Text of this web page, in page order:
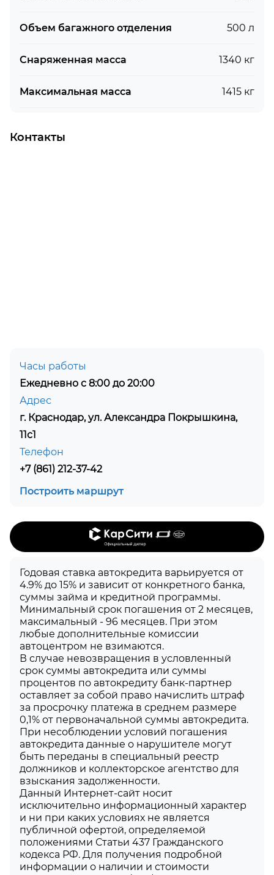
Объем багажного отделения 500 л
Снаряженная масса 1340 кг
Максимальная масса 1415 кг
Контакты
Часы работы
Ежедневно с 8:00 до 20:00
Адрес
г. Краснодар, ул. Александра Покрышкина,
11с1
Телефон
+7 (861) 212-37-42
Построить маршрут
Годовая ставка автокредита варьируется от
4.9% до 15% и зависит от конкретного банка,
суммы займа и кредитной программы.
Минимальный срок погашения от 2 месяцев,
максимальный - 96 месяцев. При этом
любые дополнительные комиссии
автоцентром не взимаются.
В случае невозвращения в условленный
срок суммы автокредита или суммы
процентов по автокредиту банк-партнер
оставляет за собой право начислить штраф
за просрочку платежа в среднем размере
0,1% от первоначальной суммы автокредита.
При несоблюдении условий погашения
автокредита данные о нарушителе могут
быть переданы в специальный реестр
должников и коллекторское агентство для
взыскания задолженности.
Данный Интернет-сайт носит
исключительно информационный характер
и ни при каких условиях не является
публичной офертой, определяемой
положениями Статьи 437 Гражданского
кодекса РФ. Для получения подробной
информации о наличии и стоимости